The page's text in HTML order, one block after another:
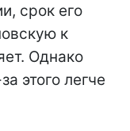
срок его
к
Однако
этого легче